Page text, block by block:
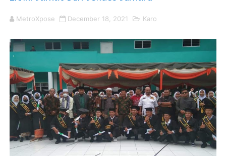
MetroXpose December 18, 2021 Karo